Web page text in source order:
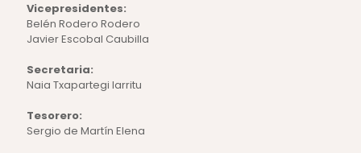
Vicepresidentes:
Belén Rodero Rodero
Javier Escobal Caubilla
Secretaria:
Naia Txapartegi Iarritu
Tesorero:
Sergio de Martín Elena